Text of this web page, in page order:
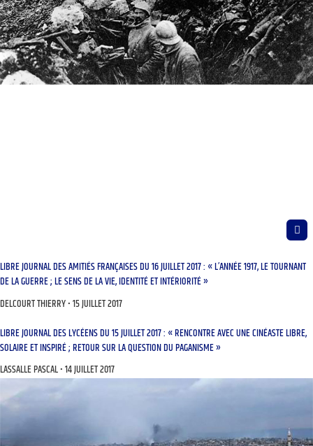
LIBRE JOURNAL DES AMITIÉS FRANÇAISES DU 16 JUILLET 2017 : « L’ANNÉE 1917, LE TOURNANT
DE LA GUERRE ; LE SENS DE LA VIE, IDENTITÉ ET INTÉRIORITÉ »
DELCOURT THIERRY 15 JUILLET 2017
LIBRE JOURNAL DES LYCÉENS DU 15 JUILLET 2017 : « RENCONTRE AVEC UNE CINÉASTE LIBRE,
SOLAIRE ET INSPIRÉ ; RETOUR SUR LA QUESTION DU PAGANISME »
LASSALLE PASCAL 14 JUILLET 2017